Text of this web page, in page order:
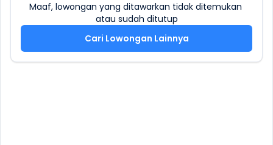
Maaf, lowongan yang ditawarkan tidak ditemukan
atau sudah ditutup
Cari Lowongan Lainnya